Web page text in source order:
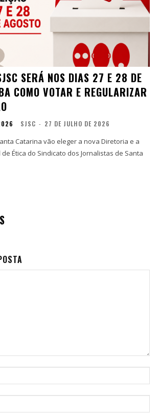
SERÁ NOS DIAS 27 E 28 DE
COMO VOTAR E REGULARIZAR
SJSC - 27 DE JULHO DE 2026
Catarina vão eleger a nova Diretoria e a
Ética do Sindicato dos Jornalistas de Santa